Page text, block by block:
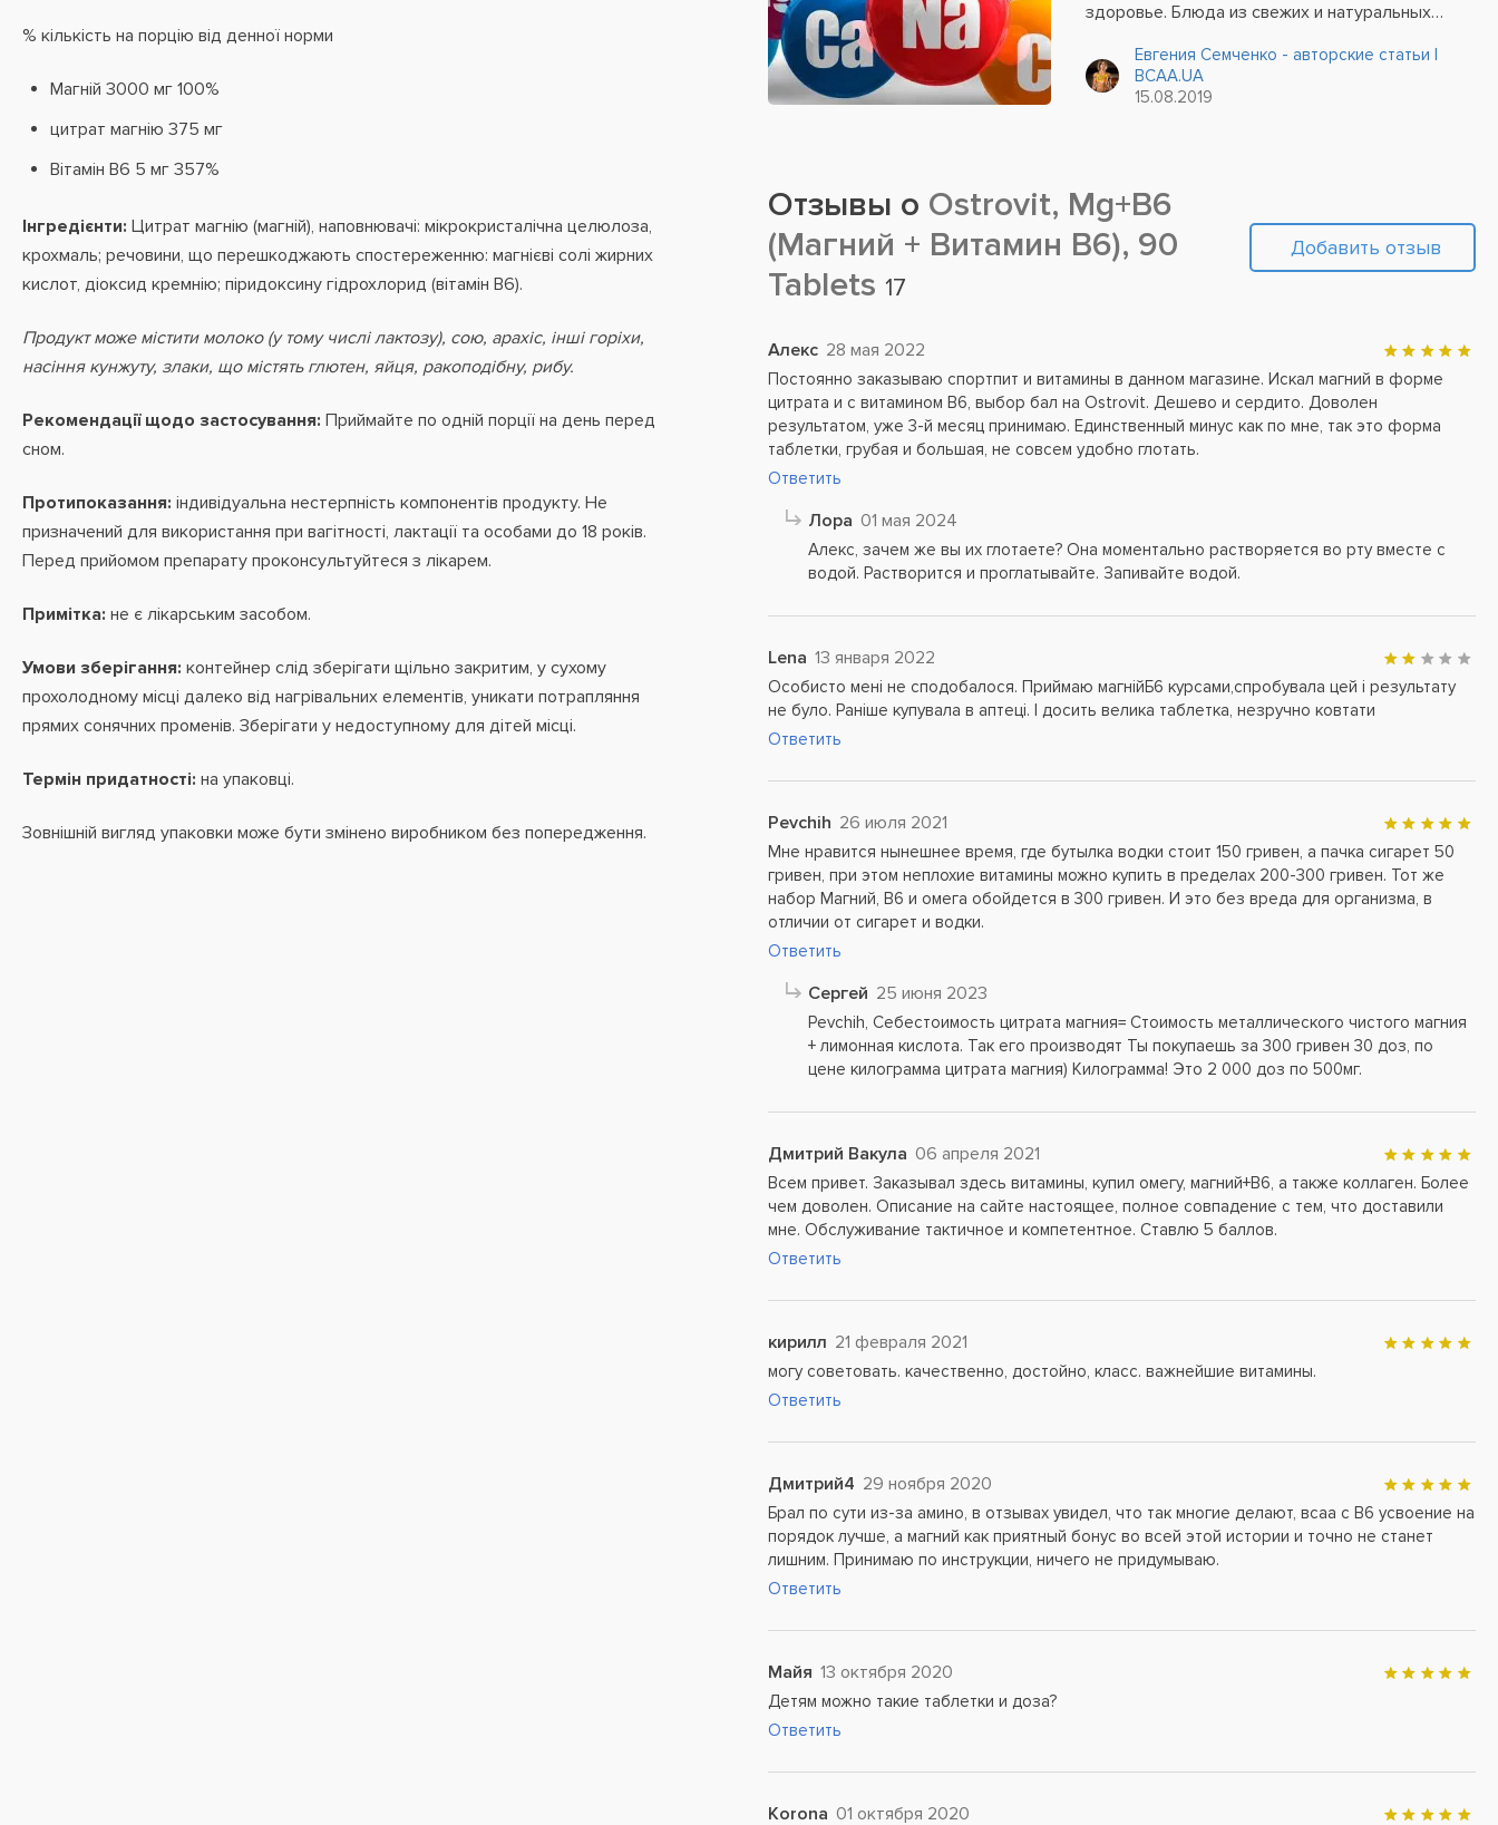
% кількість на порцію від денної норми
Магній 3000 мг 100%
цитрат магнію 375 мг
Вітамін B6 5 мг 357%
Інгредієнти: Цитрат магнію (магній), наповнювачі: мікрокристалічна целюлоза,
крохмаль; речовини, що перешкоджають спостереженню: магнієві солі жирних
кислот, діоксид кремнію; піридоксину гідрохлорид (вітамін B6).
Продукт може містити молоко (у тому числі лактозу), сою, арахіс, інші горіхи,
насіння кунжуту, злаки, що містять глютен, яйця, ракоподібну, рибу.
Рекомендації щодо застосування: Приймайте по одній порції на день перед
сном.
Протипоказання: індивідуальна нестерпність компонентів продукту. Не
призначений для використання при вагітності, лактації та особами до 18 років.
Перед прийомом препарату проконсультуйтеся з лікарем.
Примітка: не є лікарським засобом.
Умови зберігання: контейнер слід зберігати щільно закритим, у сухому
прохолодному місці далеко від нагрівальних елементів, уникати потрапляння
прямих сонячних променів. Зберігати у недоступному для дітей місці.
Термін придатності: на упаковці.
Зовнішній вигляд упаковки може бути змінено виробником без попередження.
здоровье. Блюда из свежих и натуральных
самочувствие и настроение, но и отлично
сказываются на физическом состоянии и
Евгения Семченко - авторские статьи |
BCAA.UA
15.08.2019
Отзывы о Ostrovit, Mg+B6
(Магний + Витамин B6), 90
Tablets17
Добавить отзыв
Алекс 28 мая 2022
Постоянно заказываю спортпит и витамины в данном магазине. Искал магний в форме
цитрата и с витамином B6, выбор бал на Ostrovit. Дешево и сердито. Доволен
результатом, уже 3-й месяц принимаю. Единственный минус как по мне, так это форма
таблетки, грубая и большая, не совсем удобно глотать.
Ответить
Лора 01 мая 2024
Алекс, зачем же вы их глотаете? Она моментально растворяется во рту вместе с
водой. Растворится и проглатывайте. Запивайте водой.
Lena 13 января 2022
Особисто мені не сподобалося. Приймаю магнійБ6 курсами,спробувала цей і результату
не було. Раніше купувала в аптеці. І досить велика таблетка, незручно ковтати
Ответить
Pevchih 26 июля 2021
Мне нравится нынешнее время, где бутылка водки стоит 150 гривен, а пачка сигарет 50
гривен, при этом неплохие витамины можно купить в пределах 200-300 гривен. Тот же
набор Магний, В6 и омега обойдется в 300 гривен. И это без вреда для организма, в
отличии от сигарет и водки.
Ответить
Сергей 25 июня 2023
Pevchih, Себестоимость цитрата магния= Стоимость металлического чистого магния
+ лимонная кислота. Так его производят Ты покупаешь за 300 гривен 30 доз, по
цене килограмма цитрата магния) Килограмма! Это 2 000 доз по 500мг.
Дмитрий Вакула 06 апреля 2021
Всем привет. Заказывал здесь витамины, купил омегу, магний+В6, а также коллаген. Более
чем доволен. Описание на сайте настоящее, полное совпадение с тем, что доставили
мне. Обслуживание тактичное и компетентное. Ставлю 5 баллов.
Ответить
кирилл 21 февраля 2021
могу советовать. качественно, достойно, класс. важнейшие витамины.
Ответить
Дмитрий4 29 ноября 2020
Брал по сути из-за амино, в отзывах увидел, что так многие делают, всаа с В6 усвоение на
порядок лучше, а магний как приятный бонус во всей этой истории и точно не станет
лишним. Принимаю по инструкции, ничего не придумываю.
Ответить
Майя 13 октября 2020
Детям можно такие таблетки и доза?
Ответить
Korona 01 октября 2020